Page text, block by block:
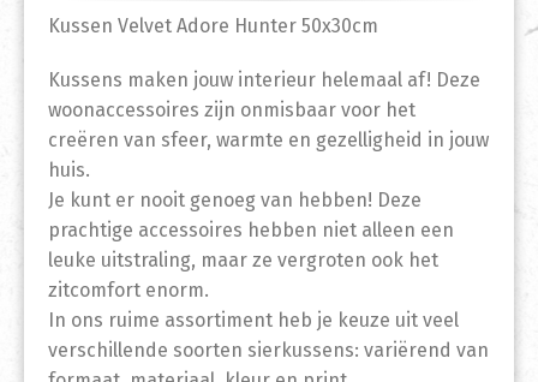
Kussen Velvet Adore Hunter 50x30cm
Kussens maken jouw interieur helemaal af! Deze
woonaccessoires zijn onmisbaar voor het
creëren van sfeer, warmte en gezelligheid in jouw
huis.
Je kunt er nooit genoeg van hebben! Deze
prachtige accessoires hebben niet alleen een
leuke uitstraling, maar ze vergroten ook het
zitcomfort enorm.
In ons ruime assortiment heb je keuze uit veel
verschillende soorten sierkussens: variërend van